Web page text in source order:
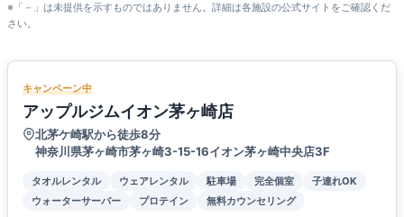
※「－」は未提供を示すものではありません。詳細は各施設の公式サイトをご確認くだ
さい。
キャンペーン中
アップルジムイオン茅ヶ崎店
北茅ケ崎駅から徒歩8分
神奈川県茅ヶ崎市茅ヶ崎3-15-16イオン茅ヶ崎中央店3F
タオルレンタル ウェアレンタル 駐車場 完全個室
子連れOK
ウォーターサーバー
プロテイン 無料カウンセリング